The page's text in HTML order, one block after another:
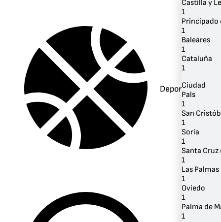
Deportes
Castilla y
1
Principado
1
Baleares
1
Cataluña
1
Ciudad
Pals
1
San
1
Soria
1
Santa Cruz
1
Las
1
Oviedo
1
Palma de
1